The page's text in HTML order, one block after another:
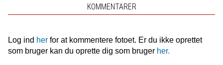
KOMMENTARER
Log ind herfor at kommentere fotoet. Er du ikke oprettet
som bruger kan du oprette dig som bruger her.